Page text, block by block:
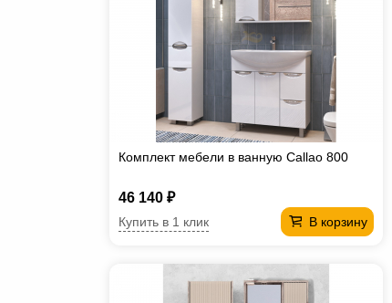
Комплект мебели в ванную Callao 800
46 140 ₽
В корзину
Купить в 1 клик